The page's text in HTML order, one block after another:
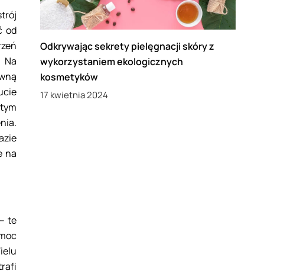
od
Na
na
te
Odkrywając sekrety pielęgnacji skóry z
wykorzystaniem ekologicznych
kosmetyków
17 kwietnia 2024